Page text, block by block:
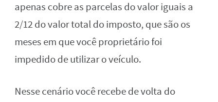
apenas cobre as parcelas do valor iguais a
2/12 do valor total do imposto, que são os
meses em que você proprietário foi
impedido de utilizar o veículo.
Nesse cenário você recebe de volta do